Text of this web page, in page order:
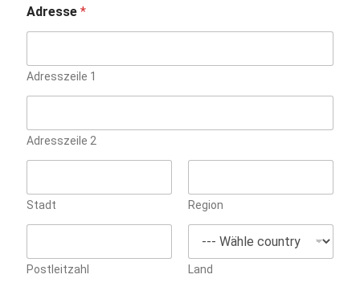
Adresse *
Adresszeile 1
Adresszeile 2
Stadt Region
Postleitzahl Land